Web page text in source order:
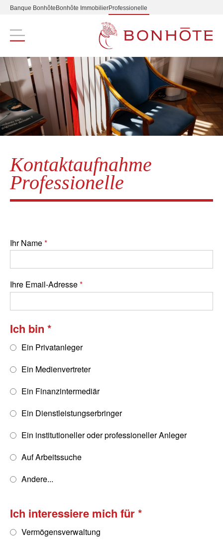
Banque Bonhôte Bonhôte ImmobilierProfessionelle
Navigation principale
Kontaktaufnahme
Professionelle
Ihr Name
Ihre Email-Adresse
Ich bin
Ein Privatanleger
Ein Medienvertreter
Ein Finanzintermediär
Ein Dienstleistungserbringer
Ein institutioneller oder professioneller Anleger
Auf Arbeitssuche
Andere...
Ich interessiere mich für
Vermögensverwaltung